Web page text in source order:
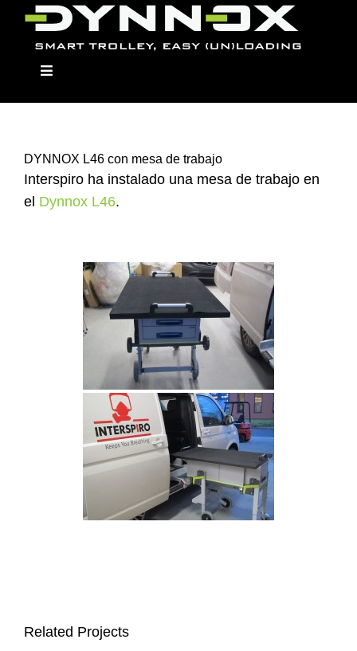
Skip
Toggle
Dynnox
Módulos
Distribuidor
DYNNOX L46 con mesa de trabajo
Interspiro ha instalado una mesa de trabajo en
el Dynnox L46.
Related Projects